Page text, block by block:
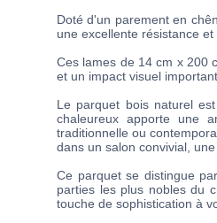
Doté d'un parement en
une excellente résistance
Ces lames de 14 cm x 200
et un impact visuel
Le parquet bois naturel
chaleureux apporte une
traditionnelle ou
dans un salon convivial,
Ce parquet se distingue
parties les plus nobles du
touche de sophistication à